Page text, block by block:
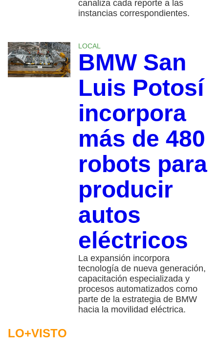
canaliza cada reporte a las
instancias correspondientes.
LOCAL
BMW San
Luis Potosí
incorpora
más de 480
robots para
producir
autos
eléctricos
La expansión incorpora
tecnología de nueva generación,
capacitación especializada y
procesos automatizados como
parte de la estrategia de BMW
hacia la movilidad eléctrica.
LO+VISTO